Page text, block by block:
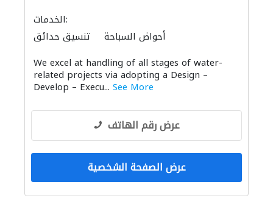
الخدمات:
تنسيق حدائق
أحواض السباحة
We excel at handling of all stages of water-
related projects via adopting a Design –
Develop – Execu... See More
عرض رقم الهاتف
عرض الصفحة الشخصية